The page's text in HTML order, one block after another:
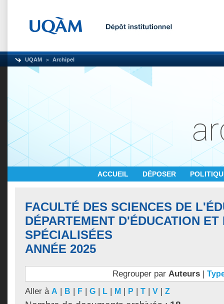
UQAM Archipel
ACCUEIL DÉPOSER
FACULTÉ DES SCIENCES DE
DÉPARTEMENT D'ÉDUCATION ET
SPÉCIALISÉES
ANNÉE 2025
Regrouper par Auteurs|
Aller à A | B | F | G | L | M | P | T | V | Z